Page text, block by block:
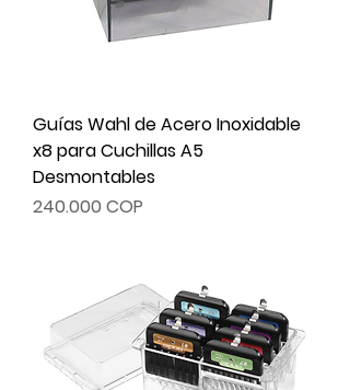
Guías Wahl de Acero Inoxidable
x8 para Cuchillas A5
Desmontables
Precio
240.000 COP